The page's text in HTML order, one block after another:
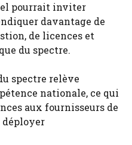
pourrait inviter
davantage de
de licences et
du spectre.
spectre relève
nationale, ce qui
aux fournisseurs de